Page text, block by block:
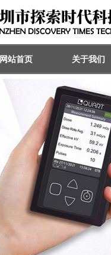
网站首页 关于我们